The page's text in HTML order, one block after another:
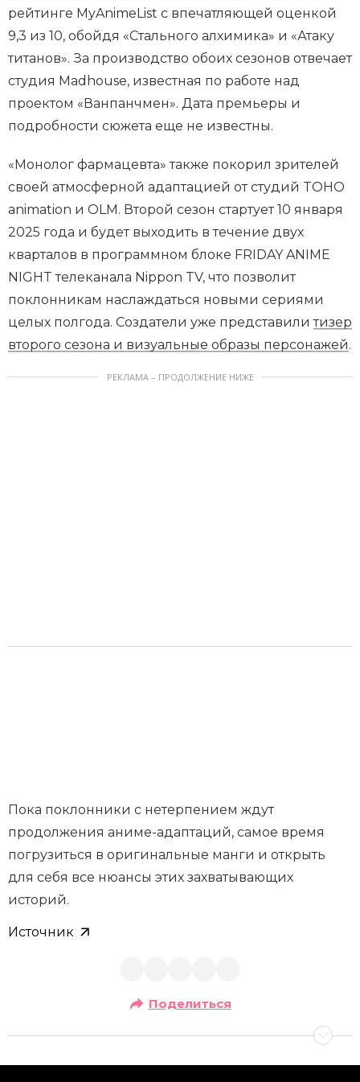
рейтинге MyAnimeList с впечатляющей оценкой
9,3 из 10, обойдя «Стального алхимика» и «Атаку
титанов». За производство обоих сезонов отвечает
студия Madhouse, известная по работе над
проектом «Ванпанчмен». Дата премьеры и
подробности сюжета еще не известны.
«Монолог фармацевта» также покорил зрителей
своей атмосферной адаптацией от студий TOHO
animation и OLM. Второй сезон стартует 10 января
2025 года и будет выходить в течение двух
кварталов в программном блоке FRIDAY ANIME
NIGHT телеканала Nippon TV, что позволит
поклонникам наслаждаться новыми сериями
целых полгода. Создатели уже представилитизер
второго сезона и визуальные образы персонажей.
РЕКЛАМА – ПРОДОЛЖЕНИЕ НИЖЕ
Пока поклонники с нетерпением ждут
продолжения аниме-адаптаций, самое время
погрузиться в оригинальные манги и открыть
для себя все нюансы этих захватывающих
историй.
Источник
Поделиться